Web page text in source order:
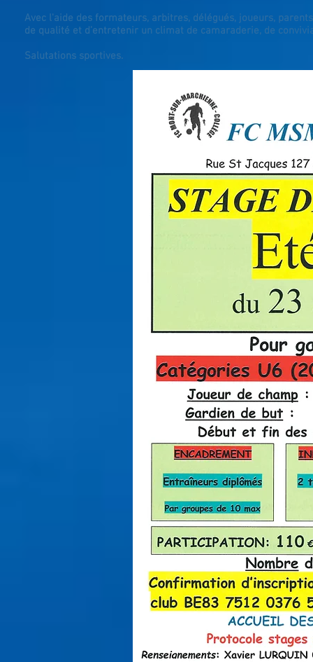
Avec l'aide des formateurs, arbitres, délégués, joueurs,
de qualité et d’entretenir un climat de camaraderie, de
Salutations sportives.
Pour le FC MSM-
Olivier Chapeaux,